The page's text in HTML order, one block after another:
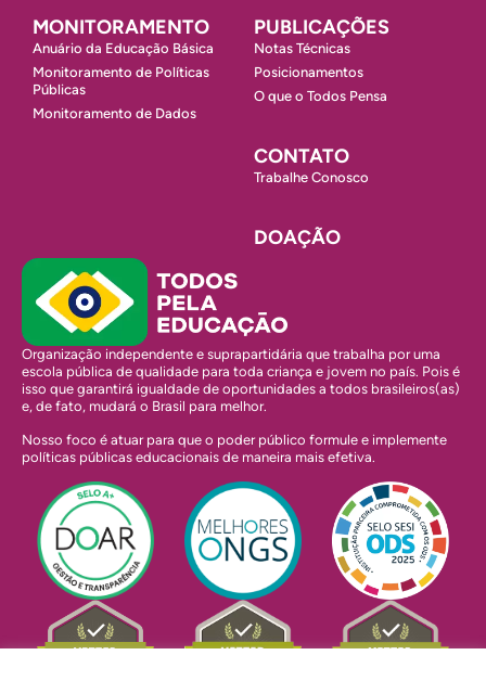
MONITORAMENTO
Anuário da Educação Básica
Monitoramento de Políticas
Públicas
Monitoramento de Dados
PUBLICAÇÕES
Notas Técnicas
Posicionamentos
O que o Todos Pensa
CONTATO
Trabalhe Conosco
DOAÇÃO
Organização independente e suprapartidária que trabalha por uma
escola pública de qualidade para toda criança e jovem no país. Pois é
isso que garantirá igualdade de oportunidades a todos brasileiros(as)
e, de fato, mudará o Brasil para melhor.
Nosso foco é atuar para que o poder público formule e implemente
políticas públicas educacionais de maneira mais efetiva.